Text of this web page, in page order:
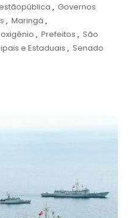
, Governos
, Maringá ,
oxigênio , Prefeitos , São
e Estaduais , Senado